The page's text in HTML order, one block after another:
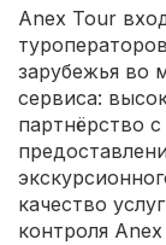
Anex Tour
зарубежья во
сервиса:
партнёрство
качество
контроля